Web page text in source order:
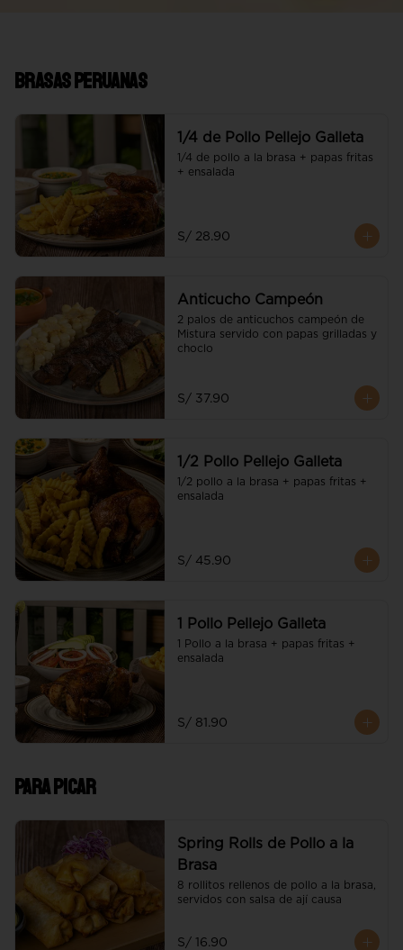
Brasas Peruanas
1/4 de Pollo Pellejo Galleta
1/4 de pollo a la brasa + papas fritas
+ ensalada
S/ 28.90
Anticucho Campeón
2 palos de anticuchos campeón de
Mistura servido con papas grilladas y
choclo
S/ 37.90
1/2 Pollo Pellejo Galleta
1/2 pollo a la brasa + papas fritas +
ensalada
S/ 45.90
1 Pollo Pellejo Galleta
1 Pollo a la brasa + papas fritas +
ensalada
S/ 81.90
Para picar
Spring Rolls de Pollo a la
Brasa
8 rollitos rellenos de pollo a la brasa,
servidos con salsa de ají causa
S/ 16.90